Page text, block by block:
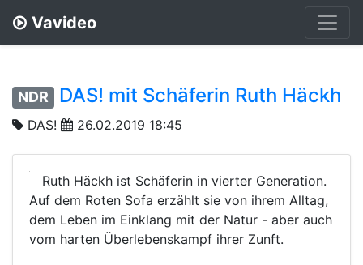
Vavideo
NDR DAS! mit Schäferin Ruth Häckh
DAS! 26.02.2019 18:45
Ruth Häckh ist Schäferin in vierter Generation.
Auf dem Roten Sofa erzählt sie von ihrem Alltag,
dem Leben im Einklang mit der Natur - aber auch
vom harten Überlebenskampf ihrer Zunft.